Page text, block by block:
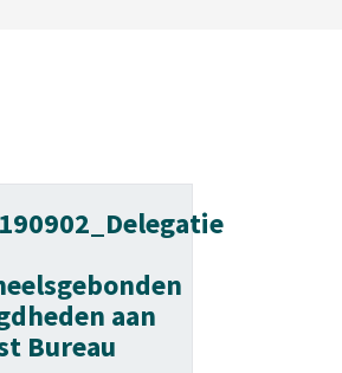
aan
Bureau